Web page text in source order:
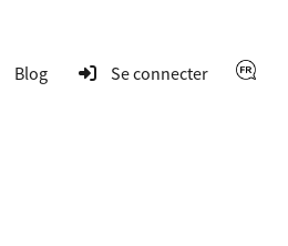
Blog Se connecter